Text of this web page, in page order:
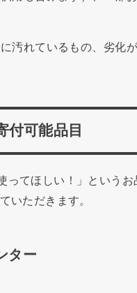
汚れているもの、劣化
付可能品目
ってほしい！」という
いただきます。
ター